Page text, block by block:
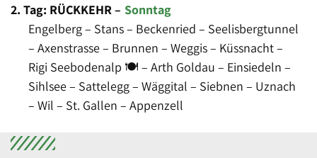
2. Tag: RÜCKKEHR – Sonntag
Engelberg – Stans – Beckenried – Seelisbergtunnel
– Axenstrasse – Brunnen – Weggis – Küssnacht –
Rigi Seebodenalp 🍽 – Arth Goldau – Einsiedeln –
Sihlsee – Sattelegg – Wäggital – Siebnen – Uznach
– Wil – St. Gallen – Appenzell